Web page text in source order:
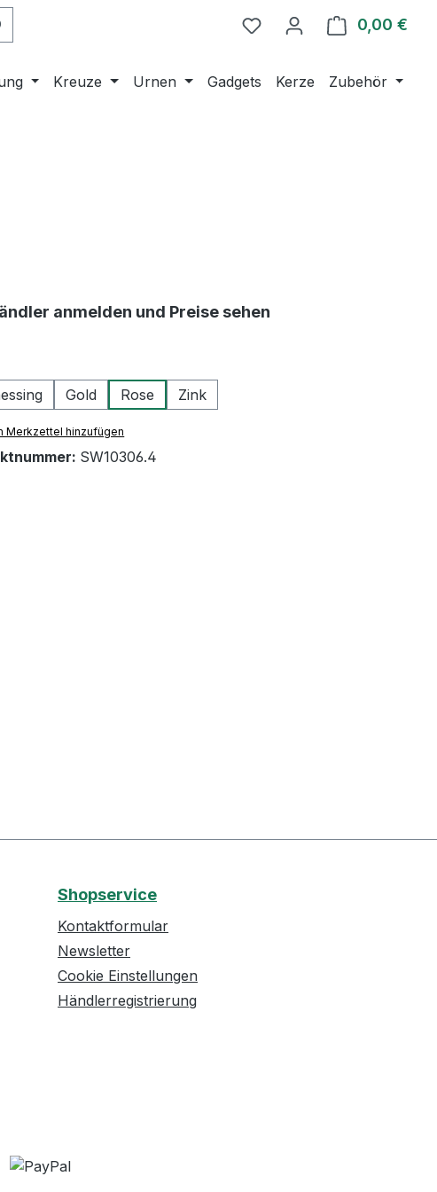
0,00 €
Kreuze Urnen Gadgets Kerze
Zubehör
anmelden und Preise sehen
Gold Rose Zink
Merkzettel hinzufügen
SW10306.4
Shopservice
Kontaktformular
Newsletter
Cookie Einstellungen
Händlerregistrierung